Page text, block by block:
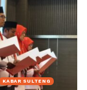
KABAR SULTENG